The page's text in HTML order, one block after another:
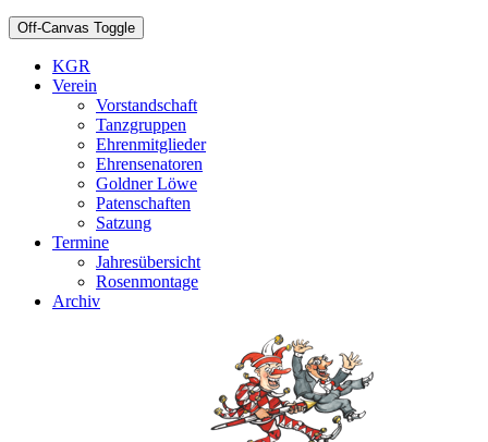
Off-Canvas Toggle
KGR
Verein
Vorstandschaft
Tanzgruppen
Ehrenmitglieder
Ehrensenatoren
Goldner Löwe
Patenschaften
Satzung
Termine
Jahresübersicht
Rosenmontage
Archiv